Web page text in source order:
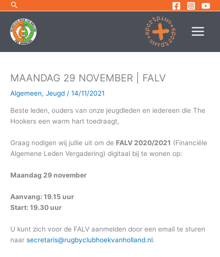
inhoud
MAANDAG 29 NOVEMBER | FALV
Algemeen,Jeugd /14/11/2021
Beste leden, ouders van onze jeugdleden en iedereen die The
Hookers een warm hart toedraagt,
Graag nodigen wij jullie uit om de FALV 2020/2021 (Financiële
Algemene Leden Vergadering) digitaal bij te wonen op:
Maandag 29 november
Aanvang: 19.15 uur
Start: 19.30 uur
U kunt zich voor de FALV aanmelden door een email te sturen
naarsecretaris@rugbyclubhoekvanholland.nl.